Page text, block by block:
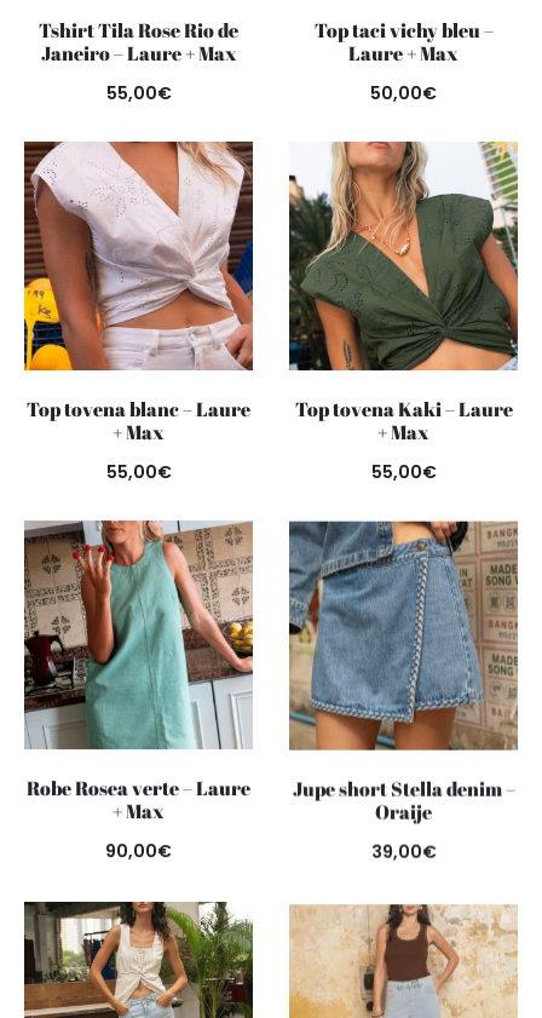
Tshirt Tila Rose Rio de
Janeiro – Laure + Max
55,00€
Top taci vichy bleu –
Laure + Max
50,00€
Top tovena blanc – Laure
+ Max
55,00€
Top tovena Kaki – Laure
+ Max
55,00€
Robe Rosea verte – Laure
+ Max
90,00€
Jupe short Stella denim –
Oraije
39,00€